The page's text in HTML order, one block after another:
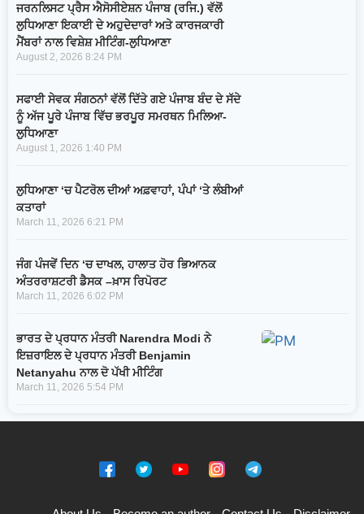
ਜਰਨਲਿਸਟ ਪ੍ਰੈਸ ਐਸੋਸੀਏਸ਼ਨ ਪੰਜਾਬ (ਰਜਿ.) ਵੱਲੋਂ
ਲੁਧਿਆਣਾ ਇਕਾਈ ਦੇ ਅਹੁਦੇਦਾਰਾਂ ਅਤੇ ਕਾਰਜਕਾਰੀ
ਮੈਂਬਰਾਂ ਨਾਲ ਵਿਸ਼ੇਸ਼ ਮੀਟਿੰਗ-ਲੁਧਿਆਣਾ
August 2, 2026 8:24 PM
ਸਫਾਈ ਸੇਵਕ ਸੰਗਠਨਾਂ ਵੱਲੋਂ ਦਿੱਤੇ ਗਏ ਪੰਜਾਬ ਬੰਦ ਦੇ ਸੱਦੇ
ਨੂੰ ਅੱਜ ਪੂਰੇ ਪੰਜਾਬ ਵਿੱਚ ਭਰਪੂਰ ਸਮਰਥਨ ਮਿਲਿਆ-
ਲੁਧਿਆਣਾ
August 1, 2026 1:40 PM
ਲੁਧਿਆਣਾ ‘ਚ ਪੈਟਰੋਲ ਦੀਆਂ ਅਫ਼ਵਾਹਾਂ, ਪੰਪਾਂ ‘ਤੇ ਲੰਬੀਆਂ
ਕਤਾਰਾਂ
March 11, 2026 6:21 PM
ਜੰਗ ਪੰਜਵੇਂ ਦਿਨ ‘ਚ ਦਾਖਲ, ਹਾਲਾਤ ਹੋਰ ਭਿਆਨਕ
ਅੰਤਰਰਾਸ਼ਟਰੀ ਡੈਸਕ –ਖ਼ਾਸ ਰਿਪੋਰਟ
March 11, 2026 6:02 PM
ਭਾਰਤ ਦੇ ਪ੍ਰਧਾਨ ਮੰਤਰੀ Narendra Modi ਨੇ
ਇਜ਼ਰਾਇਲ ਦੇ ਪ੍ਰਧਾਨ ਮੰਤਰੀ Benjamin
Netanyahu ਨਾਲ ਦੋ ਪੱਖੀ ਮੀਟਿੰਗ
March 11, 2026 5:54 PM